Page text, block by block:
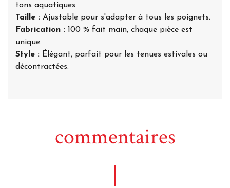
tons aquatiques.
Taille : Ajustable pour s'adapter à tous les poignets.
Fabrication : 100 % fait main, chaque pièce est
unique.
Style : Élégant, parfait pour les tenues estivales ou
décontractées.
commentaires